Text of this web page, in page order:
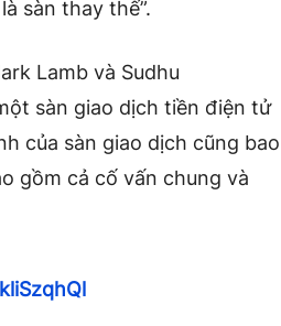
sàn thay thế”.
Lamb và Sudhu
sàn giao dịch tiền điện tử
của sàn giao dịch cũng bao
gồm cả cố vấn chung và